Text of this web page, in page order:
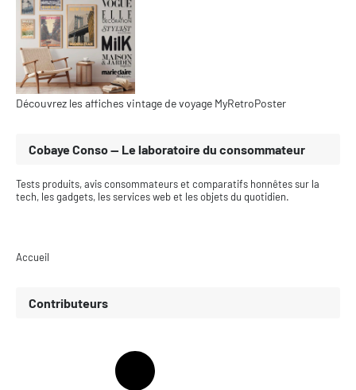
Découvrez les affiches vintage de voyage MyRetroPoster
Cobaye Conso — Le laboratoire du consommateur
Tests produits, avis consommateurs et comparatifs honnêtes sur la
tech, les gadgets, les services web et les objets du quotidien.
Accueil
Contributeurs